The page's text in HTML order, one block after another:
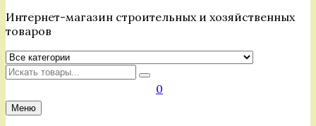
Интернет-магазин строительных и хозяйственных
товаров
Искать
0
Меню